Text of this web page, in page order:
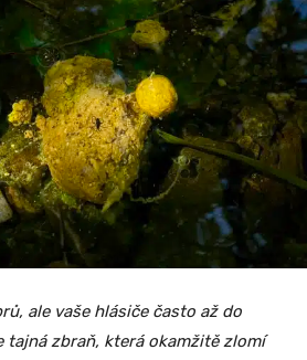
ale vaše hlásiče často až do
tajná zbraň, která okamžitě zlomí